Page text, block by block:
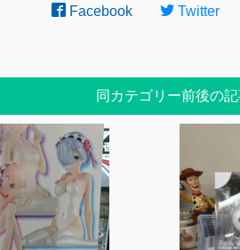
Facebook Twitter
同カテゴリー前後の